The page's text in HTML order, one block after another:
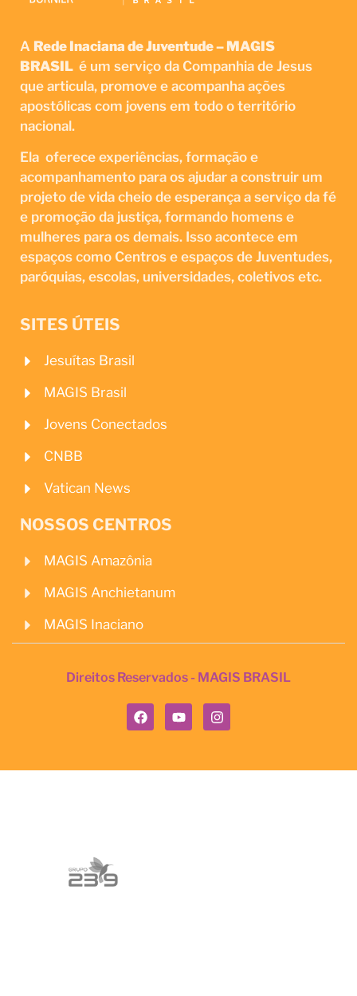
A Rede Inaciana de Juventude – MAGIS
BRASIL é um serviço da Companhia de Jesus
que articula, promove e acompanha ações
apostólicas com jovens em todo o território
nacional.
Ela oferece experiências, formação e
acompanhamento para os ajudar a construir um
projeto de vida cheio de esperança a serviço da fé
e promoção da justiça, formando homens e
mulheres para os demais. Isso acontece em
espaços como Centros e espaços de Juventudes,
paróquias, escolas, universidades, coletivos etc.
SITES ÚTEIS
Jesuítas Brasil
MAGIS Brasil
Jovens Conectados
CNBB
Vatican News
NOSSOS CENTROS
MAGIS Amazônia
MAGIS Anchietanum
MAGIS Inaciano
Direitos Reservados - MAGIS BRASIL